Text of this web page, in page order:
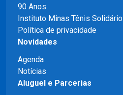
90 Anos
Instituto Minas Tênis Solidário
Política de privacidade
Novidades
Agenda
Notícias
Aluguel e Parcerias